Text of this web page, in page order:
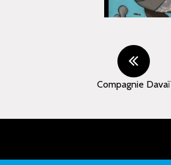
Compagnie Davaï